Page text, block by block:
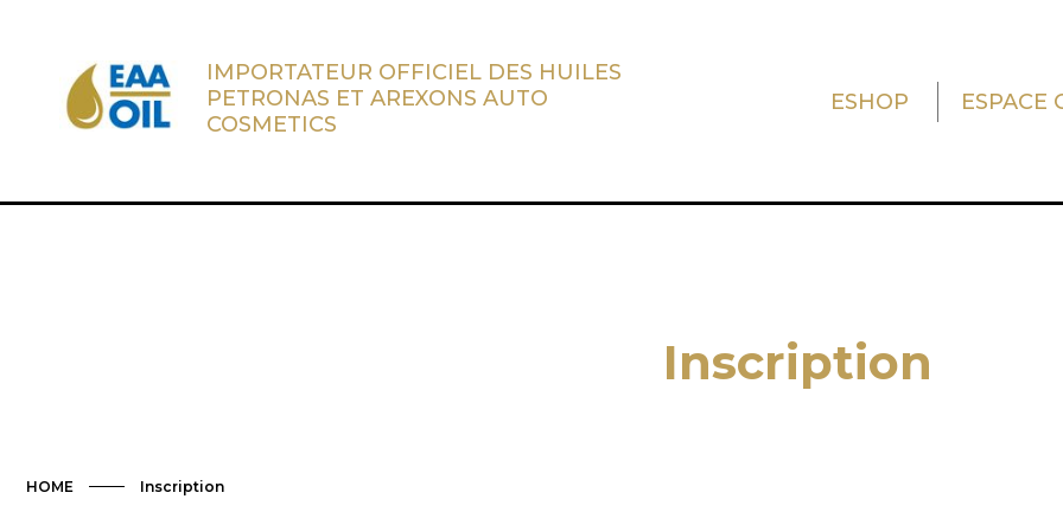
IMPORTATEUR OFFICIEL DES HUILES
PETRONAS ET AREXONS AUTO
COSMETICS
ESHOP ESPACE
Inscription
HOME Inscription